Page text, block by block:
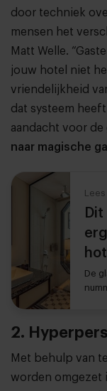
door techniek
mensen het
Matt Welle.
jouw hotel niet
vriendelijkheid
dat systeem
aandacht voor de
naar magische
De
2.
Met behulp van
worden omgezet